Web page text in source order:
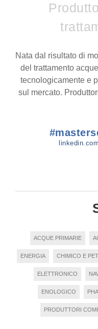
Nata dal risultato di
del trattamento
tecnologicamente e
sul mercato.
ACQUE PRIMARIE
ENERGIA CHIMICO E
ELETTRONICO
ENOLOGICO
PRODUTTORI